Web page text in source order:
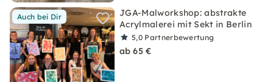
Auch bei Dir
JGA-Malworkshop: abstrakte
Acrylmalerei mit Sekt in Berlin
5,0 Partnerbewertung
ab 65 €